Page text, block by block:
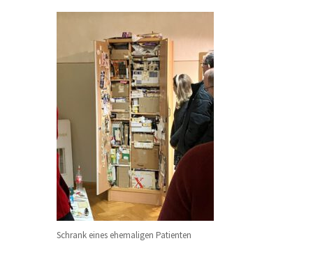
Schrank eines ehemaligen Patienten